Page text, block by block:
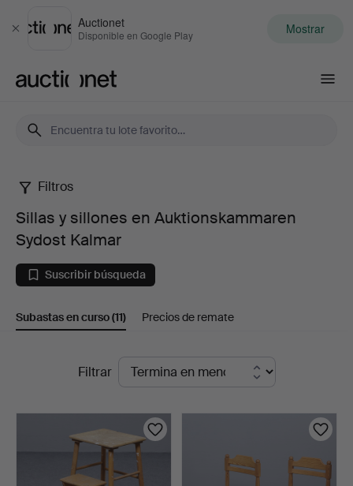
Cerrar
Auctionet
Disponible en Google Play Mostrar
Sillas
sillones
en
Sydost
Kalmar
Filtros
Sillas y sillones en Auktionskammaren
Sydost Kalmar
Suscribir búsqueda
Subastas en curso(11) Precios de remate
SubastasFiltrar